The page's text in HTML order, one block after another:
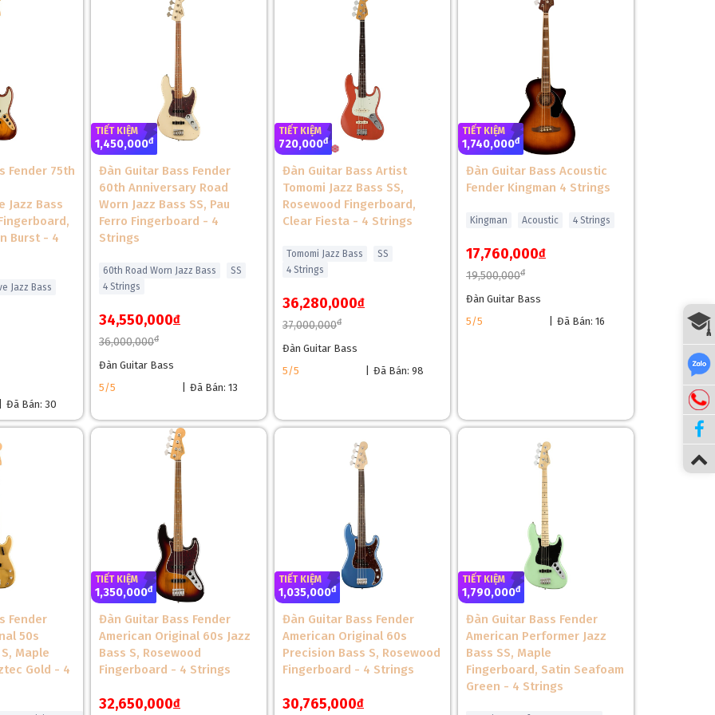
SS, Pau Ferro Fingerboard, 3-Color Sunburst
Pau Ferro Fingerboard, 3-Color Sunburst cũng sử dụng gỗ Alder, mang lại độ bền cao và âm thanh cộng hưởng tốt. Cấu
4.5–5 kg, dễ mang theo trong các chuyến lưu diễn. Lớp hoàn thiện Gloss Polyester tăng cường độ bền và thẩm mỹ,
Fender 75th
Jazz Bass
Burst - 4
Jazz Bass
Đã Bán: 30
TIẾT KIỆM
1,450,000đ
Đàn Guitar Bass Fender
60th Anniversary Road
Worn Jazz Bass SS, Pau
Ferro Fingerboard - 4
Strings
60th Road Worn Jazz Bass
SS
4 Strings
34,550,000đ
36,000,000đ
Đàn Guitar Bass
5/5
Đã Bán: 13
TIẾT KIỆM
720,000đ
Đàn Guitar Bass Artist
Tomomi Jazz Bass SS,
Rosewood Fingerboard,
Clear Fiesta - 4 Strings
Tomomi Jazz Bass
SS
4 Strings
36,280,000đ
37,000,000đ
Đàn Guitar Bass
5/5
Đã Bán: 98
TIẾT KIỆM
1,740,000đ
Đàn Guitar Bass Acoustic
Fender Kingman 4 Strings
Kingman Acoustic 4 Strings
17,760,000đ
19,500,000đ
Đàn Guitar Bass
5/5
Đã Bán: 16
Fender
50s
Maple
Gold - 4
TIẾT KIỆM
1,350,000đ
Đàn Guitar Bass Fender
American Original 60s Jazz
Bass S, Rosewood
Fingerboard - 4 Strings
32,650,000đ
TIẾT KIỆM
1,035,000đ
Đàn Guitar Bass Fender
American Original 60s
Precision Bass S, Rosewood
Fingerboard - 4 Strings
30,765,000đ
TIẾT KIỆM
1,790,000đ
Đàn Guitar Bass Fender
American Performer Jazz
Bass SS, Maple
Fingerboard, Satin Seafoam
Green - 4 Strings